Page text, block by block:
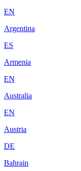
EN
Argentina
ES
Armenia
EN
Australia
EN
Austria
DE
Bahrain